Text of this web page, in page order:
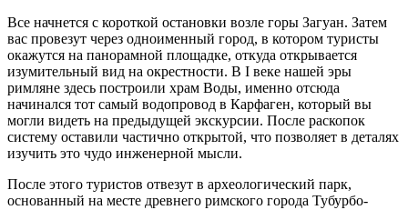
Все начнется с короткой остановки возле горы Загуан. Затем
вас провезут через одноименный город, в котором туристы
окажутся на панорамной площадке, откуда открывается
изумительный вид на окрестности. В I веке нашей эры
римляне здесь построили храм Воды, именно отсюда
начинался тот самый водопровод в Карфаген, который вы
могли видеть на предыдущей экскурсии. После раскопок
систему оставили частично открытой, что позволяет в деталях
изучить это чудо инженерной мысли.
После этого туристов отвезут в археологический парк,
основанный на месте древнего римского города Тубурбо-